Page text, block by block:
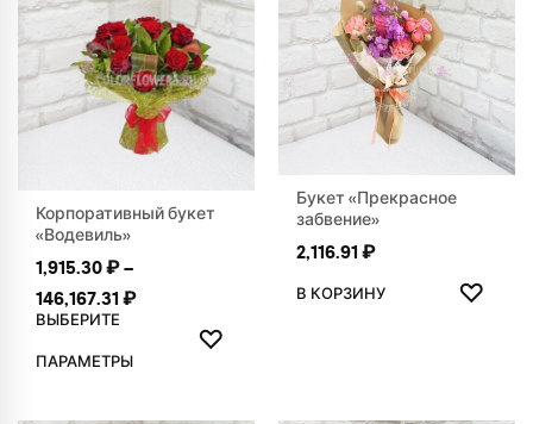
Корпоративный букет
«Водевиль»
1,915.30₽–
146,167.31₽Диапазон цен: 1,915.30 ₽ – 146,167.31 ₽
ВЫБЕРИТЕ
ПАРАМЕТРЫ
Этот товар имеет несколько вариаций. Опции можно
♡
ДОБАВИТЬ В ИЗБРАННОЕ
Букет «Прекрасное
забвение»
2,116.91₽
В КОРЗИНУ ♡